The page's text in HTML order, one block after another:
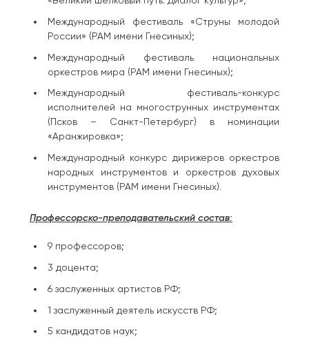
Международный фестиваль «Струны молодой
России» (РАМ имени Гнесиных);
Международный фестиваль национальных
оркестров мира (РАМ имени Гнесиных);
Международный фестиваль-конкурс
исполнителей на многострунных инструментах
(Псков – Санкт-Петербург) в номинации
«Аранжировка»;
Международный конкурс дирижеров оркестров
народных инструментов и оркестров духовых
инструментов (РАМ имени Гнесиных).
Профессорско-преподавательский состав:
9 профессоров;
3 доцента;
6 заслуженных артистов РФ;
1 заслуженный деятель искусств РФ;
5 кандидатов наук;